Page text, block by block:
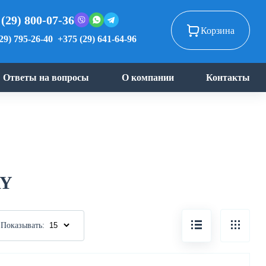
800-07-36
795-26-40 +375 (29) 641-64-96
Корзина
Ответы на вопросы О компании Контакты
Показывать: